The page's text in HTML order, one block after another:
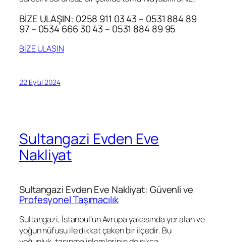
BİZE ULAŞIN: 0258 911 03 43 – 0531 884 89
97 – 0534 666 30 43 – 0531 884 89 95
BİZE ULAŞIN
22 Eylül 2024
Sultangazi Evden Eve
Nakliyat
Sultangazi Evden Eve Nakliyat: Güvenli ve
Profesyonel Taşımacılık
Sultangazi, İstanbul’un Avrupa yakasında yer alan ve
yoğun nüfusu ile dikkat çeken bir ilçedir. Bu